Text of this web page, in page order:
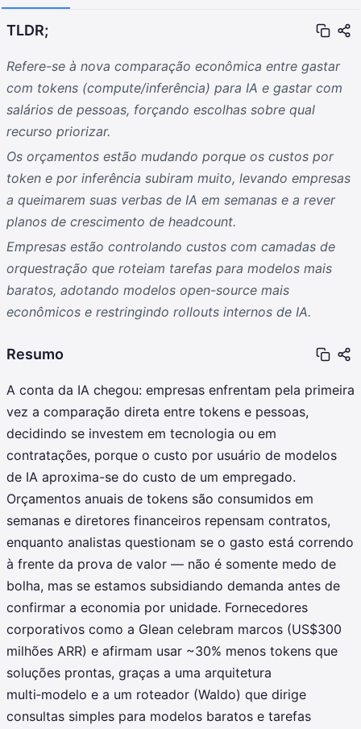
TLDR;
Refere-se à nova comparação econômica entre gastar
com tokens (compute/inferência) para IA e gastar com
salários de pessoas, forçando escolhas sobre qual
recurso priorizar.
Os orçamentos estão mudando porque os custos por
token e por inferência subiram muito, levando empresas
a queimarem suas verbas de IA em semanas e a rever
planos de crescimento de headcount.
Empresas estão controlando custos com camadas de
orquestração que roteiam tarefas para modelos mais
baratos, adotando modelos open-source mais
econômicos e restringindo rollouts internos de IA.
Resumo
A conta da IA chegou: empresas enfrentam pela primeira
vez a comparação direta entre tokens e pessoas,
decidindo se investem em tecnologia ou em
contratações, porque o custo por usuário de modelos
de IA aproxima-se do custo de um empregado.
Orçamentos anuais de tokens são consumidos em
semanas e diretores financeiros repensam contratos,
enquanto analistas questionam se o gasto está correndo
à frente da prova de valor — não é somente medo de
bolha, mas se estamos subsidiando demanda antes de
confirmar a economia por unidade. Fornecedores
corporativos como a Glean celebram marcos (US$300
milhões ARR) e afirmam usar ~30% menos tokens que
soluções prontas, graças a uma arquitetura
multi‑modelo e a um roteador (Waldo) que dirige
consultas simples para modelos baratos e tarefas